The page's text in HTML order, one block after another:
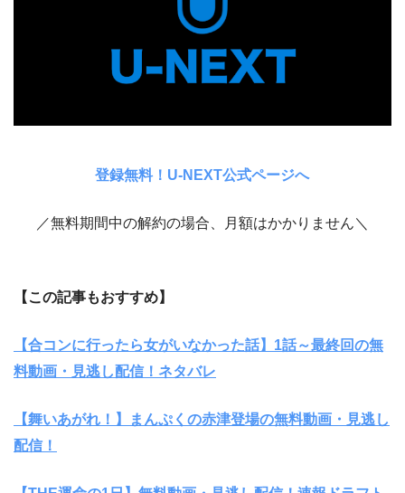
登録無料！U-NEXT公式ページへ
／無料期間中の解約の場合、月額はかかりません＼
【この記事もおすすめ】
【合コンに行ったら女がいなかった話】1話～最終回の無
料動画・見逃し配信！ネタバレ
【舞いあがれ！】まんぷくの赤津登場の無料動画・見逃し
配信！